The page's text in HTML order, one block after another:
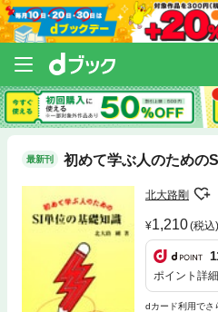
最新刊 初めて学ぶ人のための
北大路剛
1,210(税込)
ポイント詳細
dカード利用でさ